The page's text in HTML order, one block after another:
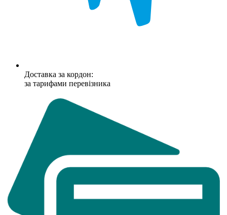
Доставка за кордон:
за тарифами перевізника